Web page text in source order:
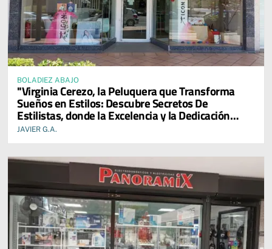
BOLADIEZ ABAJO
"Virginia Cerezo, la Peluquera que Transforma
Sueños en Estilos: Descubre Secretos De
Estilistas, donde la Excelencia y la Dedicación
Reinan en cada Servicio."
JAVIER G.A.